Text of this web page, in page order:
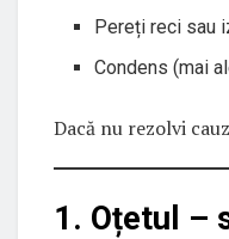
Pereți reci sau
Condens (mai
Dacă nu rezolvi
1. Oțetul –